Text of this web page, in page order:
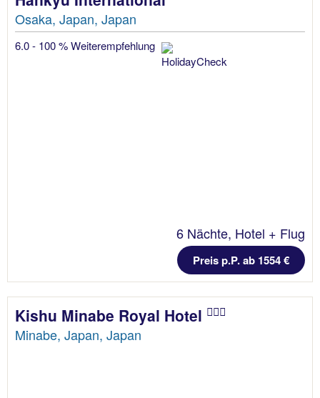
Osaka, Japan, Japan
6.0 - 100 % Weiterempfehlung
6 Nächte, Hotel + Flug
Preis p.P. ab 1554 €
Kishu Minabe Royal Hotel
Minabe, Japan, Japan